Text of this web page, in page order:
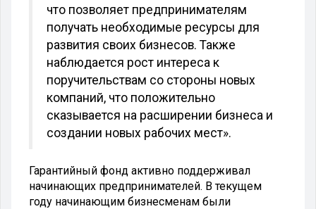
что позволяет предпринимателям
получать необходимые ресурсы для
развития своих бизнесов. Также
наблюдается рост интереса к
поручительствам со стороны новых
компаний, что положительно
сказывается на расширении бизнеса и
создании новых рабочих мест».
Гарантийный фонд активно поддерживал
начинающих предпринимателей. В текущем
году начинающим бизнесменам были